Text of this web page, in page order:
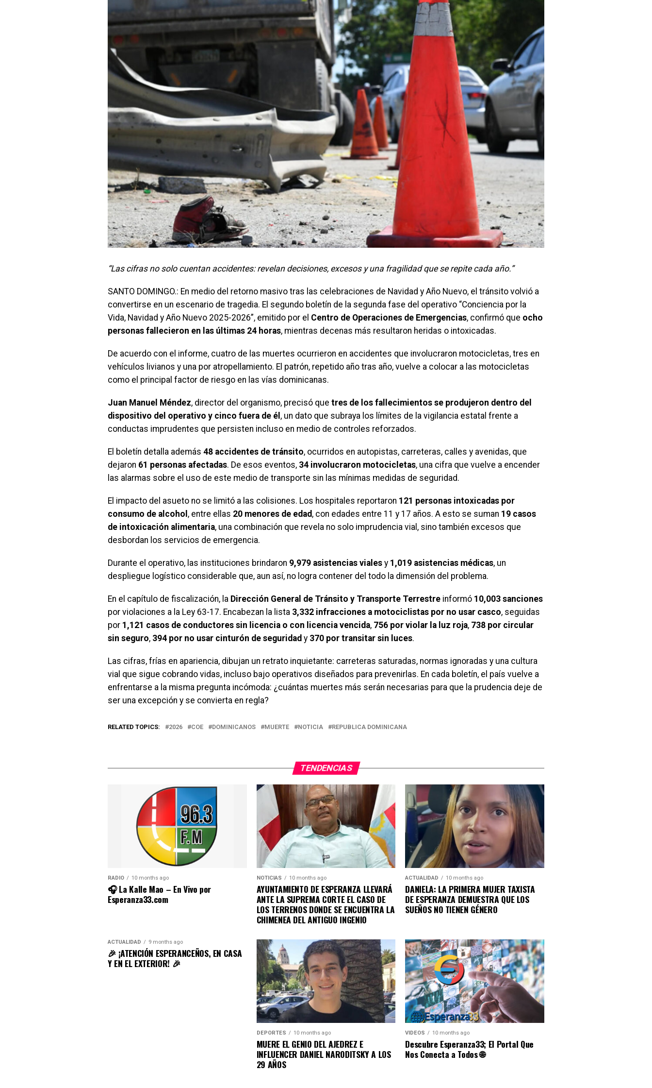
“Las cifras no solo cuentan accidentes: revelan decisiones, excesos y una fragilidad que se repite cada año.”
SANTO DOMINGO.: En medio del retorno masivo tras las celebraciones de Navidad y Año Nuevo, el tránsito volvió a
convertirse en un escenario de tragedia. El segundo boletín de la segunda fase del operativo “Conciencia por la
Vida, Navidad y Año Nuevo 2025-2026”, emitido por el Centro de Operaciones de Emergencias, confirmó que ocho
personas fallecieron en las últimas 24 horas, mientras decenas más resultaron heridas o intoxicadas.
De acuerdo con el informe, cuatro de las muertes ocurrieron en accidentes que involucraron motocicletas, tres en
vehículos livianos y una por atropellamiento. El patrón, repetido año tras año, vuelve a colocar a las motocicletas
como el principal factor de riesgo en las vías dominicanas.
Juan Manuel Méndez, director del organismo, precisó que tres de los fallecimientos se produjeron dentro del
dispositivo del operativo y cinco fuera de él , un dato que subraya los límites de la vigilancia estatal frente a
conductas imprudentes que persisten incluso en medio de controles reforzados.
El boletín detalla además 48 accidentes de tránsito, ocurridos en autopistas, carreteras, calles y avenidas, que
dejaron 61 personas afectadas. De esos eventos, 34 involucraron motocicletas, una cifra que vuelve a encender
las alarmas sobre el uso de este medio de transporte sin las mínimas medidas de seguridad.
El impacto del asueto no se limitó a las colisiones. Los hospitales reportaron 121 personas intoxicadas por
consumo de alcohol , entre ellas 20 menores de edad, con edades entre 11 y 17 años. A esto se suman 19 casos
de intoxicación alimentaria, una combinación que revela no solo imprudencia vial, sino también excesos que
desbordan los servicios de emergencia.
Durante el operativo, las instituciones brindaron 9,979 asistencias viales y 1,019 asistencias médicas, un
despliegue logístico considerable que, aun así, no logra contener del todo la dimensión del problema.
En el capítulo de fiscalización, la Dirección General de Tránsito y Transporte Terrestre informó 10,003 sanciones
por violaciones a la Ley 63-17. Encabezan la lista 3,332 infracciones a motociclistas por no usar casco, seguidas
por 1,121 casos de conductores sin licencia o con licencia vencida, 756 por violar la luz roja, 738 por circular
sin seguro, 394 por no usar cinturón de seguridad y 370 por transitar sin luces.
Las cifras, frías en apariencia, dibujan un retrato inquietante: carreteras saturadas, normas ignoradas y una cultura
vial que sigue cobrando vidas, incluso bajo operativos diseñados para prevenirlas. En cada boletín, el país vuelve a
enfrentarse a la misma pregunta incómoda: ¿cuántas muertes más serán necesarias para que la prudencia deje de
ser una excepción y se convierta en regla?
RELATED TOPICS: 2026 COE DOMINICANOS MUERTE NOTICIA REPUBLICA DOMINICANA
TENDENCIAS
RADIO 10 months ago
🎧 La Kalle Mao – En Vivo por
Esperanza33.com
NOTICIAS 10 months ago
AYUNTAMIENTO DE ESPERANZA LLEVARÁ
ANTE LA SUPREMA CORTE EL CASO DE
LOS TERRENOS DONDE SE ENCUENTRA LA
CHIMENEA DEL ANTIGUO INGENIO
ACTUALIDAD 10 months ago
DANIELA: LA PRIMERA MUJER TAXISTA
DE ESPERANZA DEMUESTRA QUE LOS
SUEÑOS NO TIENEN GÉNERO
ACTUALIDAD 9 months ago
🎉 ¡ATENCIÓN ESPERANCEÑOS, EN CASA
Y EN EL EXTERIOR! 🎉
DEPORTES 10 months ago
MUERE EL GENIO DEL AJEDREZ E
INFLUENCER DANIEL NARODITSKY A LOS
29 AÑOS
VIDEOS 10 months ago
Descubre Esperanza33; El Portal Que
Nos Conecta a Todos 🌐